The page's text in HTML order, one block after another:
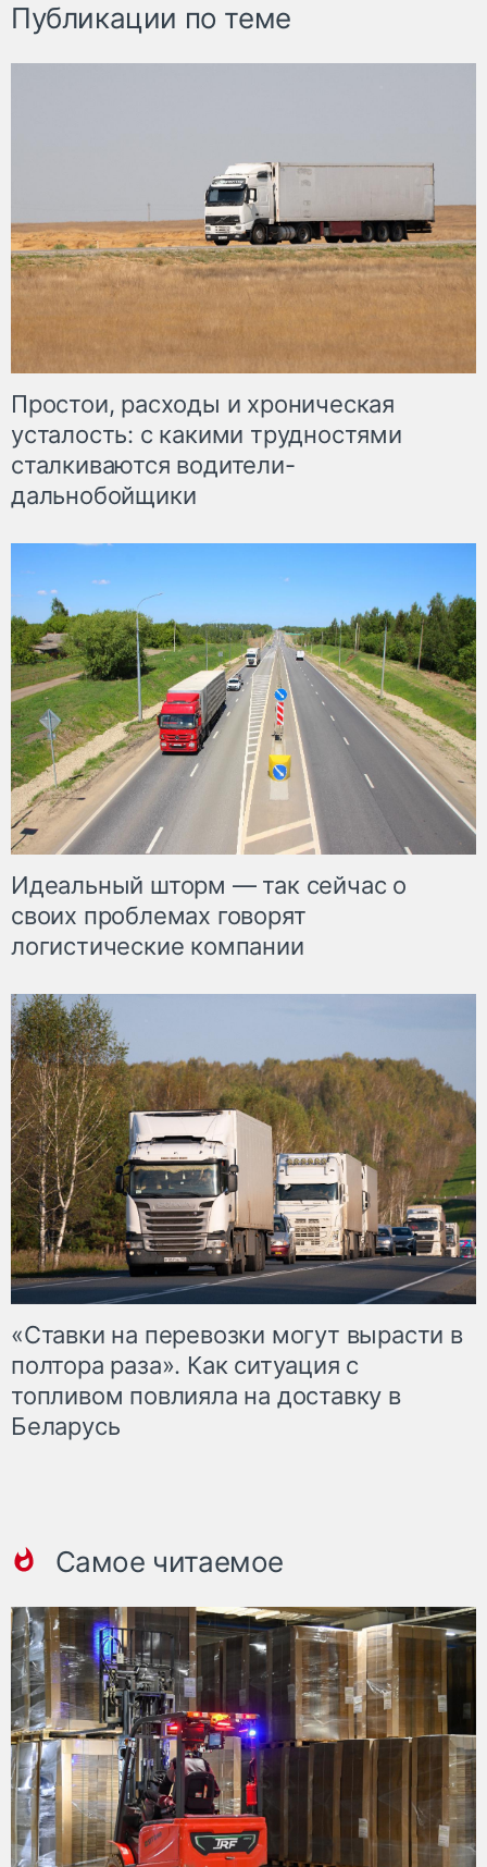
Публикации по теме
Простои, расходы и хроническая
усталость: с какими трудностями
сталкиваются водители-
дальнобойщики
Идеальный шторм — так сейчас о
своих проблемах говорят
логистические компании
«Ставки на перевозки могут вырасти в
полтора раза». Как ситуация с
топливом повлияла на доставку в
Беларусь
Самое читаемое